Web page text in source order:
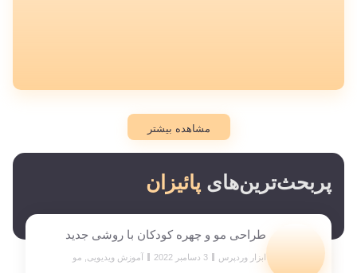
مشاهده بیشتر
پربحث‌ترین‌های پائیزان
طراحی مو و چهره کودکان با روشی جدید
ابزار وردپرس 3 دسامبر 2022 آموزش ویدیویی مو